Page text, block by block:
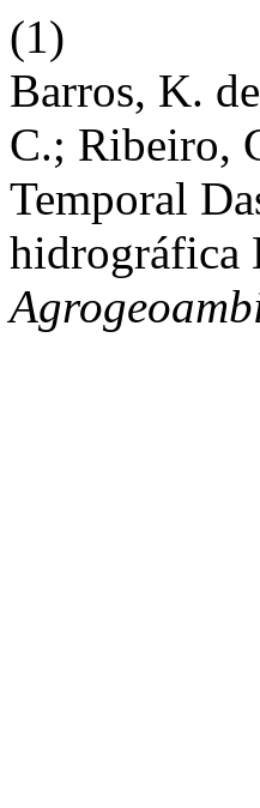
(1)
Barros, K.
C.; Ribeiro,
Temporal
hidrográfica